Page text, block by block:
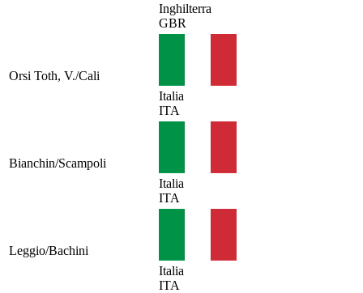
Inghilterra
GBR
Orsi Toth, V./Cali
Italia
ITA
Bianchin/Scampoli
Italia
ITA
Leggio/Bachini
Italia
ITA